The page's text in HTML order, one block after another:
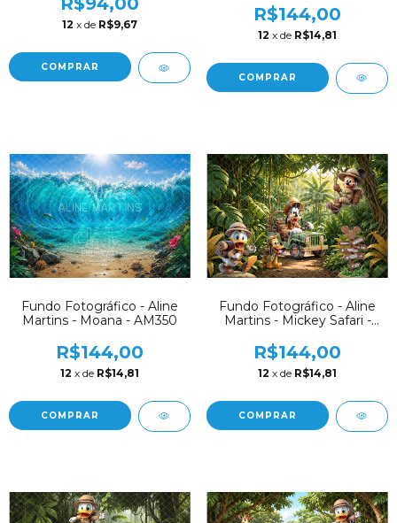
12 x de R$9,67
COMPRAR
R$144,00
12 x de R$14,81
COMPRAR
Fundo Fotográfico - Aline
Martins - Moana - AM350
R$144,00
12 x de R$14,81
COMPRAR
Fundo Fotográfico - Aline
Martins - Mickey Safari -
R$144,00
12 x de R$14,81
COMPRAR